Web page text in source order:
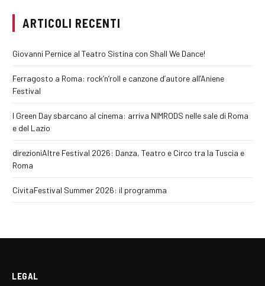
ARTICOLI RECENTI
Giovanni Pernice al Teatro Sistina con Shall We Dance!
Ferragosto a Roma: rock’n’roll e canzone d’autore all’Aniene
Festival
I Green Day sbarcano al cinema: arriva NIMRODS nelle sale di Roma
e del Lazio
direzioniAltre Festival 2026: Danza, Teatro e Circo tra la Tuscia e
Roma
CivitaFestival Summer 2026: il programma
LEGAL